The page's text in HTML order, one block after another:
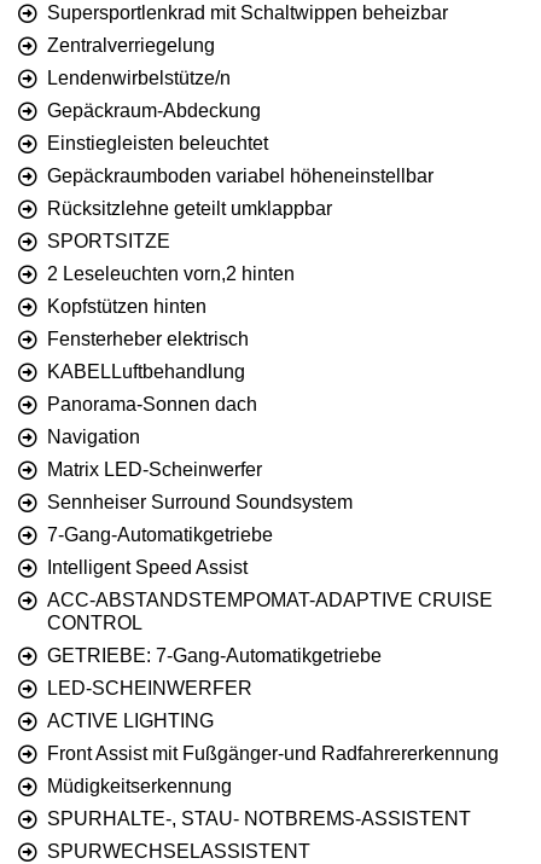
Supersportlenkrad mit Schaltwippen beheizbar
Zentralverriegelung
Lendenwirbelstütze/n
Gepäckraum-Abdeckung
Einstiegleisten beleuchtet
Gepäckraumboden variabel höheneinstellbar
Rücksitzlehne geteilt umklappbar
SPORTSITZE
2 Leseleuchten vorn,2 hinten
Kopfstützen hinten
Fensterheber elektrisch
KABELLuftbehandlung
Panorama-Sonnen dach
Navigation
Matrix LED-Scheinwerfer
Sennheiser Surround Soundsystem
7-Gang-Automatikgetriebe
Intelligent Speed Assist
ACC-ABSTANDSTEMPOMAT-ADAPTIVE CRUISE
CONTROL
GETRIEBE: 7-Gang-Automatikgetriebe
LED-SCHEINWERFER
ACTIVE LIGHTING
Front Assist mit Fußgänger-und Radfahrererkennung
Müdigkeitserkennung
SPURHALTE-, STAU- NOTBREMS-ASSISTENT
SPURWECHSELASSISTENT